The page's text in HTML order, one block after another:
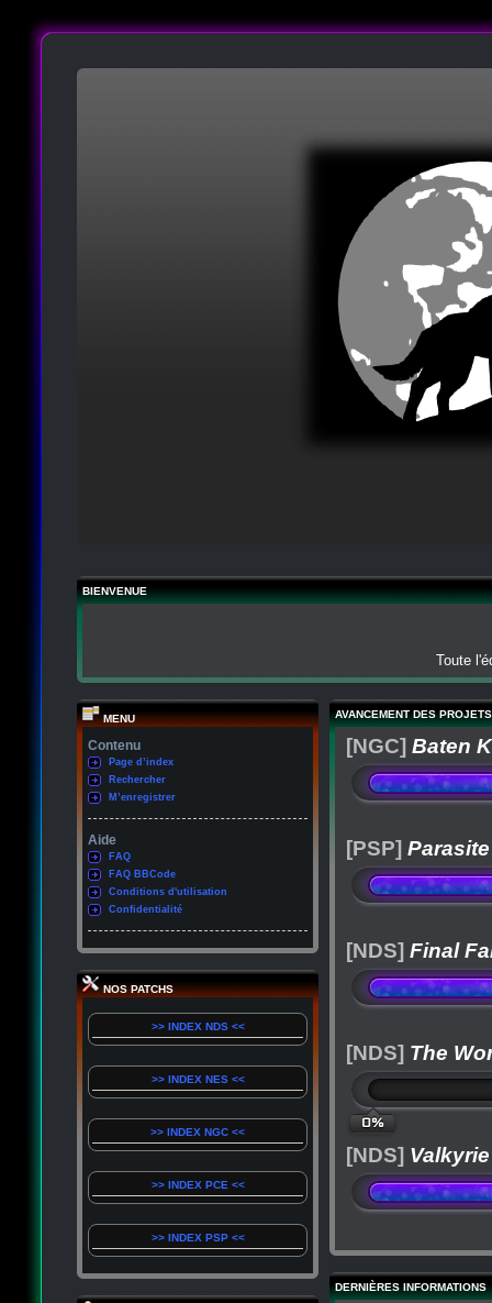
BIENVENUE
Toute
MENU
Contenu
Page d’index
Rechercher
M’enregistrer
Aide
FAQ
FAQ BBCode
Conditions d'utilisation
Confidentialité
NOS PATCHS
>> INDEX NDS <<
>> INDEX NES <<
>> INDEX NGC <<
>> INDEX PCE <<
>> INDEX PSP <<
AVANCEMENT DES PROJETS
[NGC] Baten
[PSP]
[NDS] Final
[NDS] The
0%
[NDS]
DERNIÈRES INFORMATIONS